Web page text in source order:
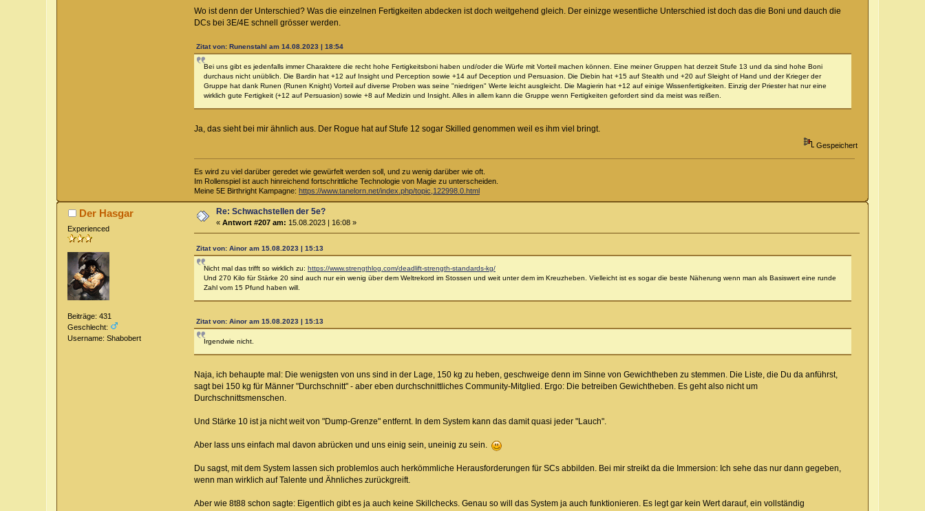
Wo ist denn der Unterschied? Was die einzelnen Fertigkeiten abdecken ist doch weitgehend gleich. Der einizge wesentliche Unterschied ist doch das die Boni und dauch die
DCs bei 3E/4E schnell grösser werden.
Zitat von: Runenstahl am 14.08.2023 | 18:54
Bei uns gibt es jedenfalls immer Charaktere die recht hohe Fertigkeitsboni haben und/oder die Würfe mit Vorteil machen können. Eine meiner Gruppen hat derzeit Stufe 13 und da sind hohe Boni
durchaus nicht unüblich. Die Bardin hat +12 auf Insight und Perception sowie +14 auf Deception und Persuasion. Die Diebin hat +15 auf Stealth und +20 auf Sleight of Hand und der Krieger der
Gruppe hat dank Runen (Runen Knight) Vorteil auf diverse Proben was seine "niedrigen" Werte leicht ausgleicht. Die Magierin hat +12 auf einige Wissenfertigkeiten. Einzig der Priester hat nur eine
wirklich gute Fertigkeit (+12 auf Persuasion) sowie +8 auf Medizin und Insight. Alles in allem kann die Gruppe wenn Fertigkeiten gefordert sind da meist was reißen.
Ja, das sieht bei mir ähnlich aus. Der Rogue hat auf Stufe 12 sogar Skilled genommen weil es ihm viel bringt.
Gespeichert
Es wird zu viel darüber geredet wie gewürfelt werden soll, und zu wenig darüber wie oft.
Im Rollenspiel ist auch hinreichend fortschrittliche Technologie von Magie zu unterscheiden.
Meine 5E Birthright Kampagne: https://www.tanelorn.net/index.php/topic,122998.0.html
Der Hasgar
Experienced
Beiträge: 431
Geschlecht:
Username: Shabobert
Re: Schwachstellen der 5e?
«Antwort #207 am: 15.08.2023 | 16:08 »
Zitat von: Ainor am 15.08.2023 | 15:13
Nicht mal das trifft so wirklich zu: https://www.strengthlog.com/deadlift-strength-standards-kg/
Und 270 Kilo für Stärke 20 sind auch nur ein wenig über dem Weltrekord im Stossen und weit unter dem im Kreuzheben. Vielleicht ist es sogar die beste Näherung wenn man als Basiswert eine runde
Zahl vom 15 Pfund haben will.
Zitat von: Ainor am 15.08.2023 | 15:13
Irgendwie nicht.
Naja, ich behaupte mal: Die wenigsten von uns sind in der Lage, 150 kg zu heben, geschweige denn im Sinne von Gewichtheben zu stemmen. Die Liste, die Du da anführst,
sagt bei 150 kg für Männer "Durchschnitt" - aber eben durchschnittliches Community-Mitglied. Ergo: Die betreiben Gewichtheben. Es geht also nicht um
Durchschnittsmenschen.
Und Stärke 10 ist ja nicht weit von "Dump-Grenze" entfernt. In dem System kann das damit quasi jeder "Lauch".
Aber lass uns einfach mal davon abrücken und uns einig sein, uneinig zu sein.
Du sagst, mit dem System lassen sich problemlos auch herkömmliche Herausforderungen für SCs abbilden. Bei mir streikt da die Immersion: Ich sehe das nur dann gegeben,
wenn man wirklich auf Talente und Ähnliches zurückgreift.
Aber wie 8t88 schon sagte: Eigentlich gibt es ja auch keine Skillchecks. Genau so will das System ja auch funktionieren. Es legt gar kein Wert darauf, ein vollständig